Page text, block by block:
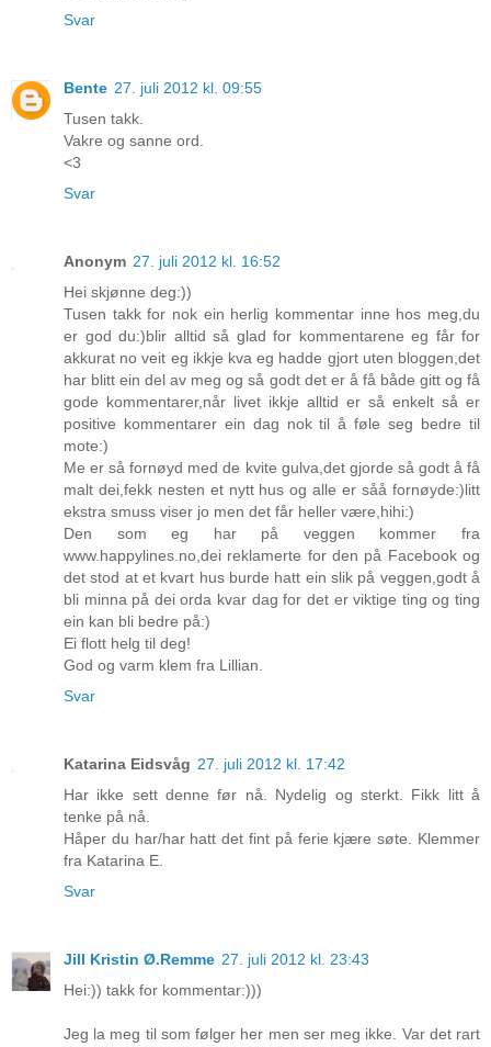
Svar
Bente 27. juli 2012 kl. 09:55
Tusen takk.
Vakre og sanne ord.
<3
Svar
Anonym 27. juli 2012 kl. 16:52
Hei skjønne deg:))
Tusen takk for nok ein herlig kommentar inne hos meg,du
er god du:)blir alltid så glad for kommentarene eg får for
akkurat no veit eg ikkje kva eg hadde gjort uten bloggen,det
har blitt ein del av meg og så godt det er å få både gitt og få
gode kommentarer,når livet ikkje alltid er så enkelt så er
positive kommentarer ein dag nok til å føle seg bedre til
mote:)
Me er så fornøyd med de kvite gulva,det gjorde så godt å få
malt dei,fekk nesten et nytt hus og alle er såå fornøyde:)litt
ekstra smuss viser jo men det får heller være,hihi:)
Den som eg har på veggen kommer fra
www.happylines.no,dei reklamerte for den på Facebook og
det stod at et kvart hus burde hatt ein slik på veggen,godt å
bli minna på dei orda kvar dag for det er viktige ting og ting
ein kan bli bedre på:)
Ei flott helg til deg!
God og varm klem fra Lillian.
Svar
Katarina Eidsvåg 27. juli 2012 kl. 17:42
Har ikke sett denne før nå. Nydelig og sterkt. Fikk litt å
tenke på nå.
Håper du har/har hatt det fint på ferie kjære søte. Klemmer
fra Katarina E.
Svar
Jill Kristin Ø.Remme 27. juli 2012 kl. 23:43
Hei:)) takk for kommentar:)))
Jeg la meg til som følger her men ser meg ikke. Var det rart